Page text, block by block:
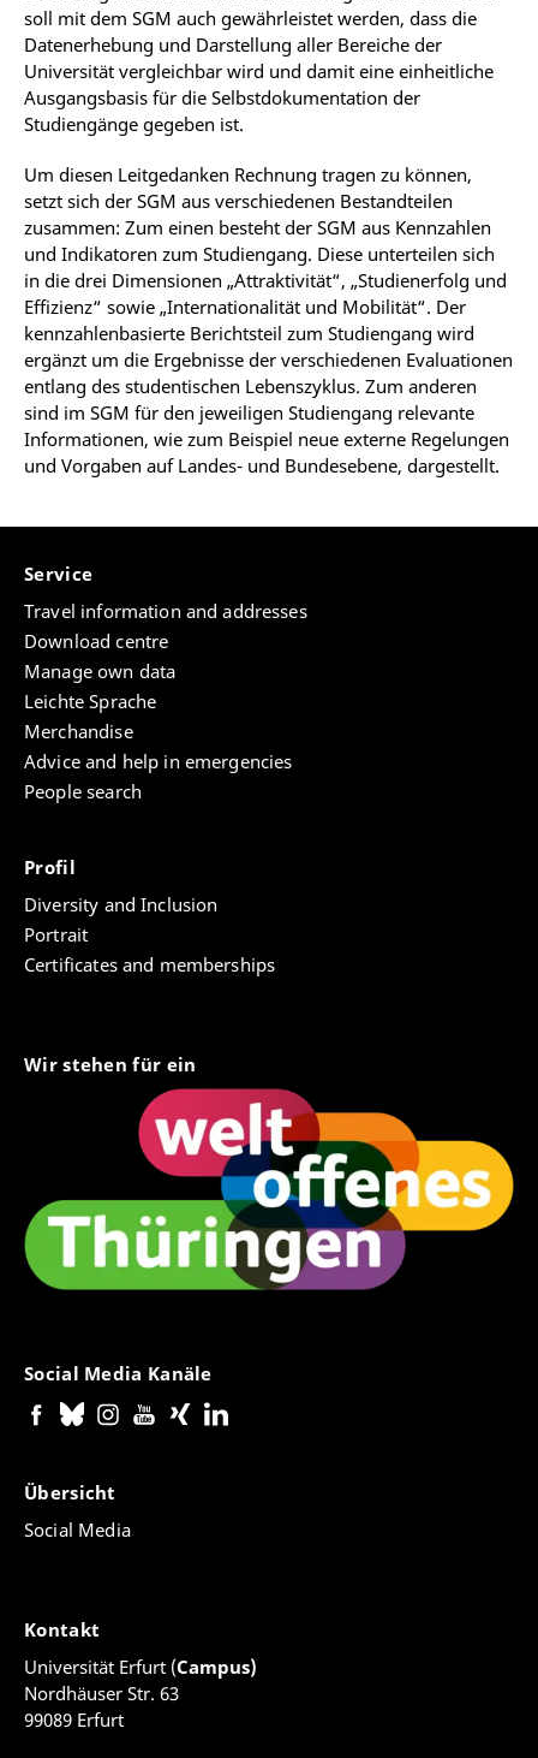
soll mit dem SGM auch gewährleistet werden, dass die
Datenerhebung und Darstellung aller Bereiche der
Universität vergleichbar wird und damit eine einheitliche
Ausgangsbasis für die Selbstdokumentation der
Studiengänge gegeben ist.
Um diesen Leitgedanken Rechnung tragen zu können,
setzt sich der SGM aus verschiedenen Bestandteilen
zusammen: Zum einen besteht der SGM aus Kennzahlen
und Indikatoren zum Studiengang. Diese unterteilen sich
in die drei Dimensionen „Attraktivität“, „Studienerfolg und
Effizienz“ sowie „Internationalität und Mobilität“. Der
kennzahlenbasierte Berichtsteil zum Studiengang wird
ergänzt um die Ergebnisse der verschiedenen Evaluationen
entlang des studentischen Lebenszyklus. Zum anderen
sind im SGM für den jeweiligen Studiengang relevante
Informationen, wie zum Beispiel neue externe Regelungen
und Vorgaben auf Landes- und Bundesebene, dargestellt.
Service
Travel information and addresses
Download centre
Manage own data
Leichte Sprache
Merchandise
Advice and help in emergencies
People search
Profil
Diversity and Inclusion
Portrait
Certificates and memberships
Wir stehen für ein
Social Media Kanäle
Übersicht
Social Media
Kontakt
Universität Erfurt (Campus)
Nordhäuser Str. 63
99089 Erfurt